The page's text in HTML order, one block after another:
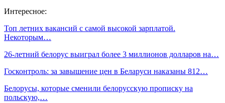
Интересное:
Топ летних вакансий с самой высокой зарплатой.
Некоторым…
26-летний белорус выиграл более 3 миллионов долларов на…
Госконтроль: за завышение цен в Беларуси наказаны 812…
Белорусы, которые сменили белорусскую прописку на
польскую,…